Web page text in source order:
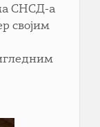
СНСД-а
својим